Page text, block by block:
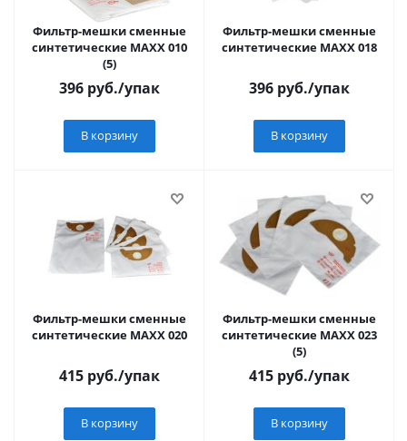
Фильтр-мешки сменные
синтетические МАХХ 010
(5)
396 руб./упак
В корзину
Фильтр-мешки сменные
синтетические МАХХ 018
396 руб./упак
В корзину
Фильтр-мешки сменные
синтетические МАХХ 020
415 руб./упак
В корзину
Фильтр-мешки сменные
синтетические MAXX 023
(5)
415 руб./упак
В корзину